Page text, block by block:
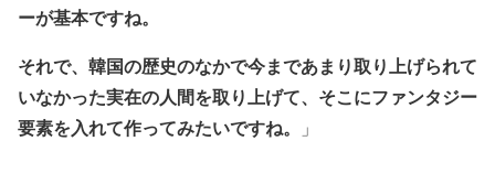
ーが基本ですね。
それで、韓国の歴史のなかで今まであまり取り上げられて
いなかった実在の人間を取り上げて、そこにファンタジー
要素を入れて作ってみたいですね。
」